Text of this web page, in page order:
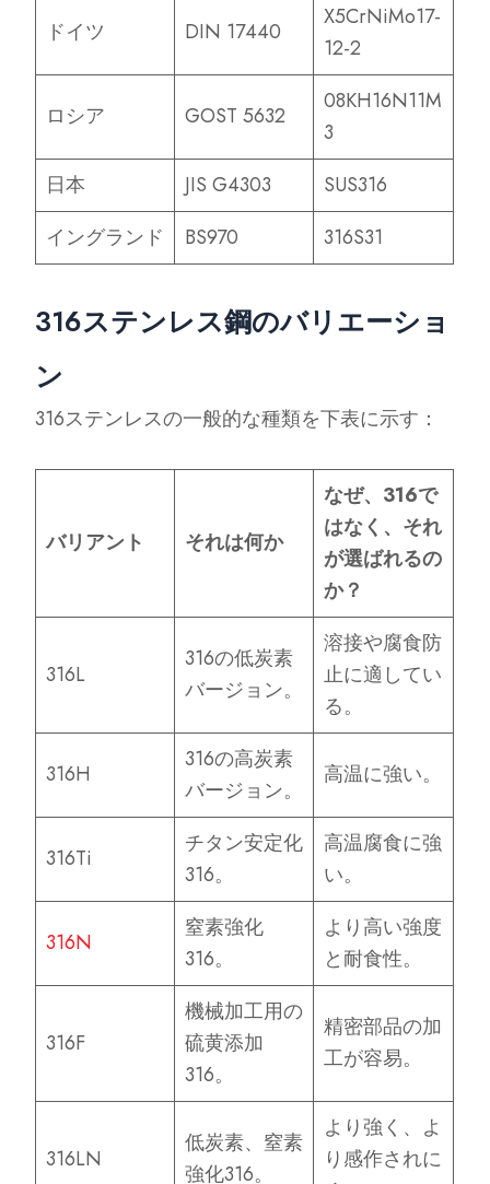
ドイツ DIN 17440
X5CrNiMo17-
12-2
ロシア GOST 5632
08KH16N11M
3
日本
JIS G4303
SUS316
イングランド
BS970 316S31
316ステンレス鋼のバリエーショ
ン
316ステンレスの一般的な種類を下表に示す：
バリアント それは何か
なぜ、316で
はなく、それ
が選ばれるの
か？
316L
316の低炭素
バージョン。
溶接や腐食防
止に適してい
る。
316H
316の高炭素
バージョン。
高温に強い。
316Ti
チタン安定化
316。
高温腐食に強
い。
316N
窒素強化
316。
より高い強度
と耐食性。
316F
機械加工用の
硫黄添加
316。
精密部品の加
工が容易。
316LN
低炭素、窒素
強化316。
より強く、よ
り感作されに